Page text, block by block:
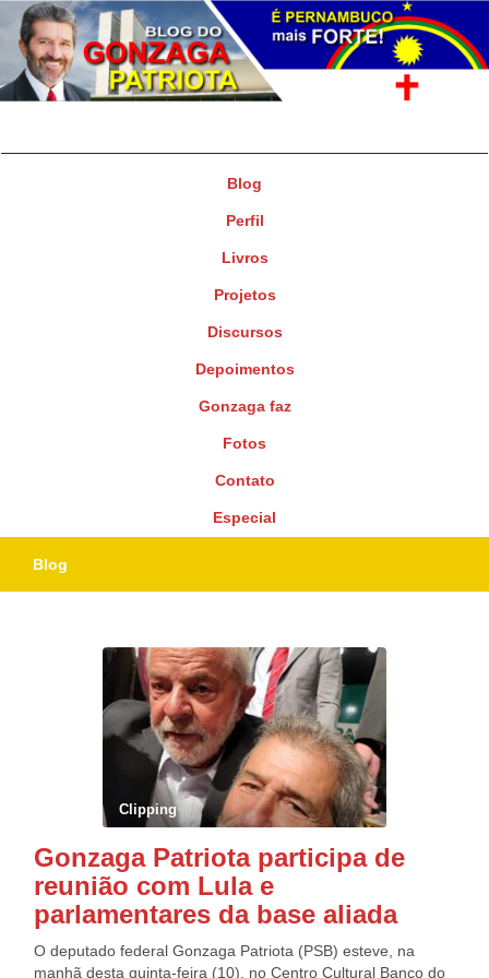
Blog
Perfil
Livros
Projetos
Discursos
Depoimentos
Gonzaga faz
Fotos
Contato
Especial
Blog
Clipping
Gonzaga Patriota participa de
reunião com Lula e
parlamentares da base aliada
O deputado federal Gonzaga Patriota (PSB) esteve, na
manhã desta quinta-feira (10), no Centro Cultural Banco do